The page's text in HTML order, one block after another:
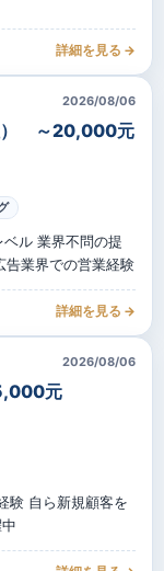
詳細を見る →
2026/08/06
） ～20,000元
ル 業界不問の提
業界での営業経験
詳細を見る →
2026/08/06
元
験 自ら新規顧客を